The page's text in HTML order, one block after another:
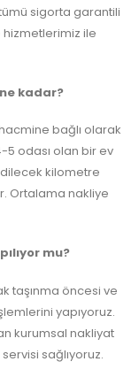
sigorta garantili
hizmetlerimiz ile
kadar?
bağlı olarak
5 odası olan bir ev
kilometre
Ortalama nakliye
mu?
taşınma öncesi ve
yapıyoruz.
kurumsal nakliyat
sağlıyoruz.